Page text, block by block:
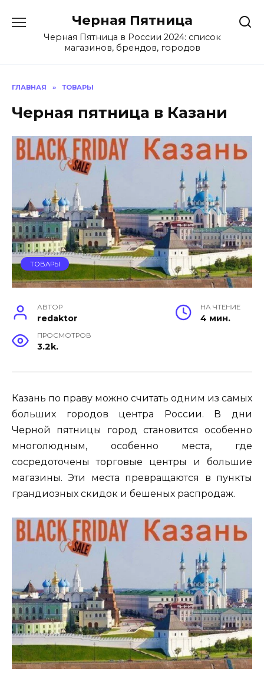
содержанию
Черная Пятница
Черная Пятница в России 2024: список
магазинов, брендов, городов
ГЛАВНАЯ » ТОВАРЫ
Черная пятница в Казани
ТОВАРЫ
АВТОР
redaktor
НА ЧТЕНИЕ
4 мин.
ПРОСМОТРОВ
3.2k.
Казань по праву можно считать одним из самых
больших городов центра России. В дни
Черной пятницы город становится особенно
многолюдным, особенно места, где
сосредоточены торговые центры и большие
магазины. Эти места превращаются в пункты
грандиозных скидок и бешеных распродаж.